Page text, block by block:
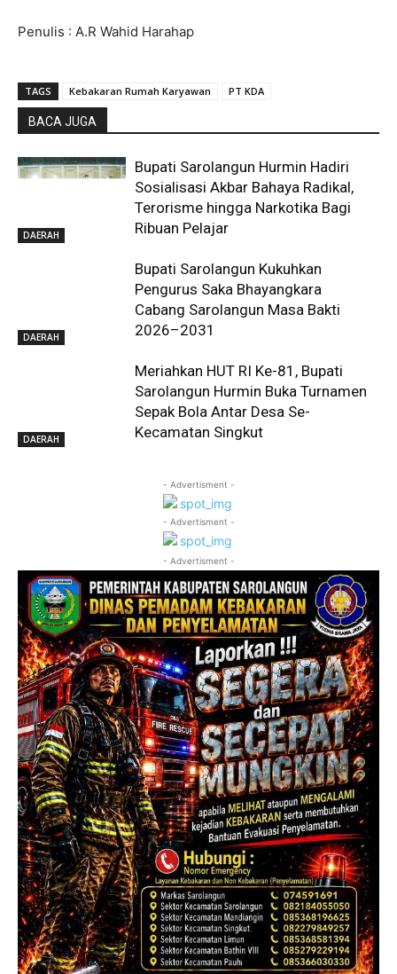
Penulis : A.R Wahid Harahap
TAGS Kebakaran Rumah Karyawan PT KDA
BACA JUGA
DAERAH
Bupati Sarolangun Hurmin Hadiri
Sosialisasi Akbar Bahaya Radikal,
Terorisme hingga Narkotika Bagi
Ribuan Pelajar
DAERAH
Bupati Sarolangun Kukuhkan
Pengurus Saka Bhayangkara
Cabang Sarolangun Masa Bakti
2026–2031
DAERAH
Meriahkan HUT RI Ke-81, Bupati
Sarolangun Hurmin Buka Turnamen
Sepak Bola Antar Desa Se-
Kecamatan Singkut
- Advertisment -
- Advertisment -
- Advertisment -